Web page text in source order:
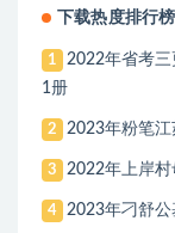
下载热度排行榜
1
2022年省考
1册
2 2023年粉笔
3 2022年上岸
4 2023年刁舒公